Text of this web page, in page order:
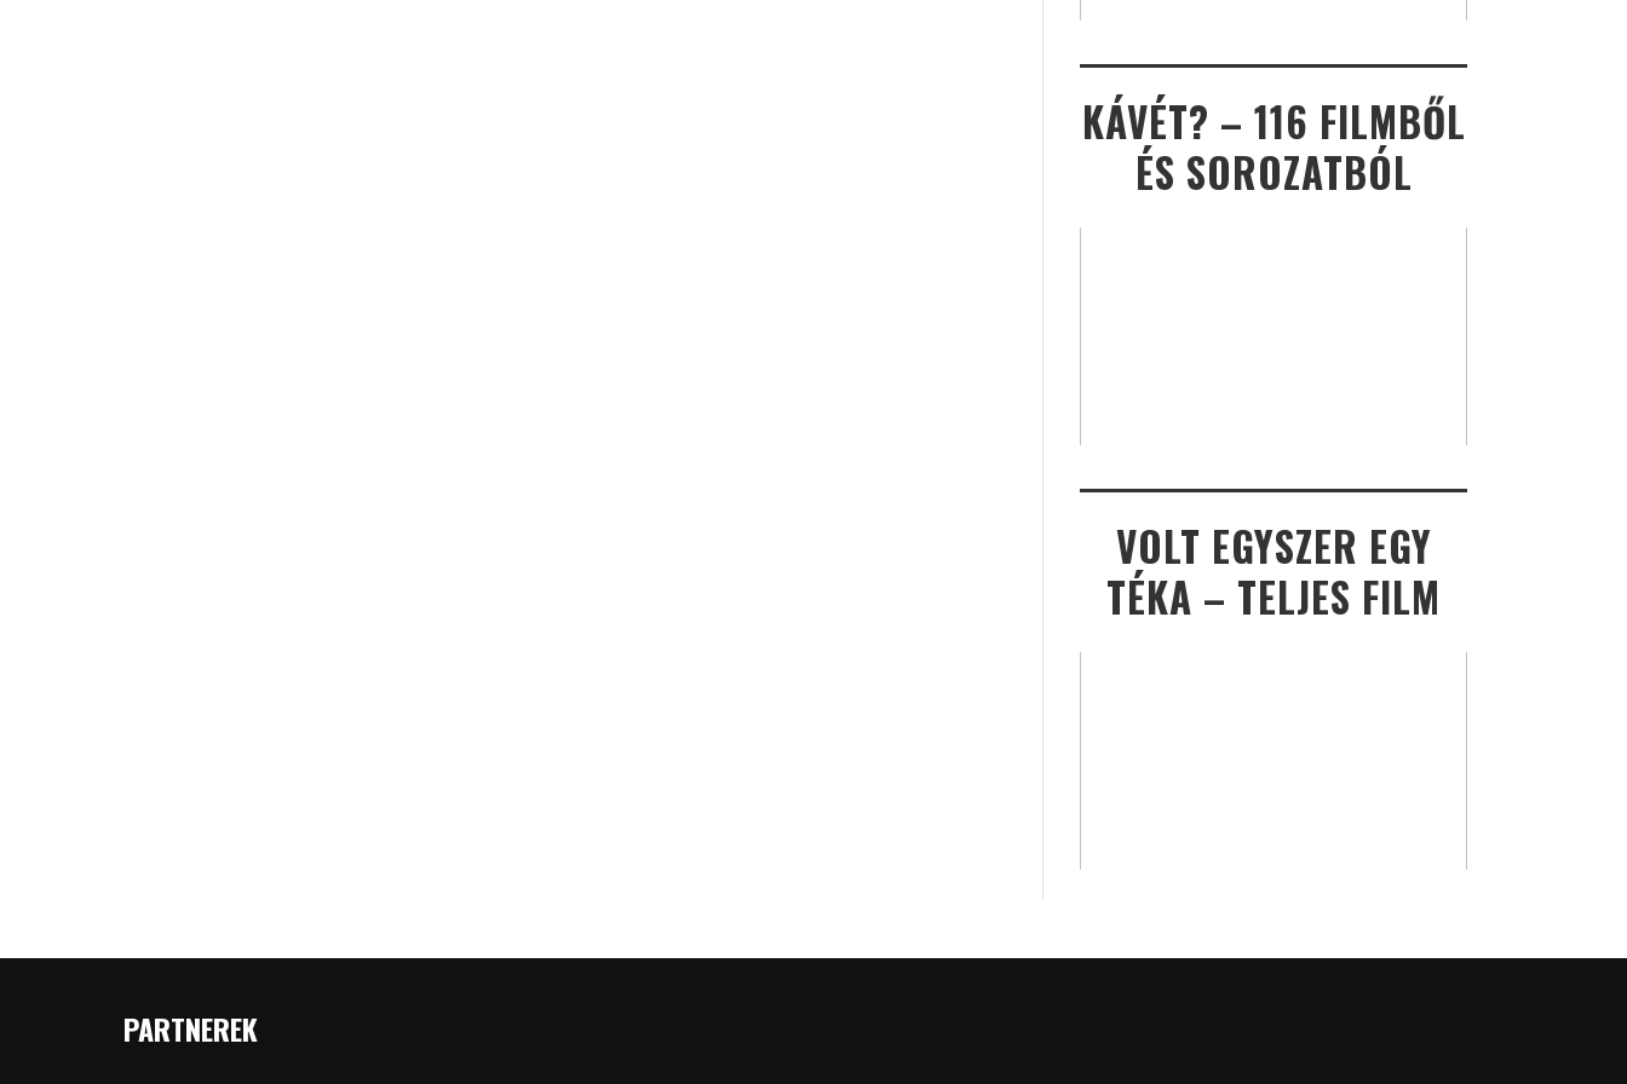
KÁVÉT? – 116 FILMBŐL
ÉS SOROZATBÓL
VOLT EGYSZER EGY
TÉKA – TELJES FILM
PARTNEREK